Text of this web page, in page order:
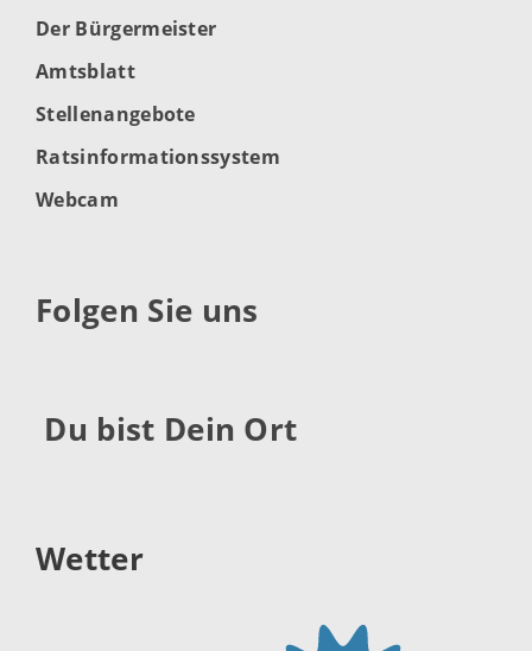
Der Bürgermeister
Amtsblatt
Stellenangebote
Ratsinformationssystem
Webcam
Folgen Sie uns
Du bist Dein Ort
Wetter